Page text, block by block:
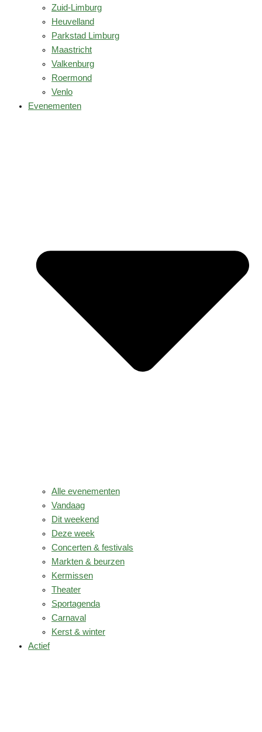
Zuid-Limburg
Heuvelland
Parkstad Limburg
Maastricht
Valkenburg
Roermond
Venlo
Evenementen
Alle evenementen
Vandaag
Dit weekend
Deze week
Concerten & festivals
Markten & beurzen
Kermissen
Theater
Sportagenda
Carnaval
Kerst & winter
Actief